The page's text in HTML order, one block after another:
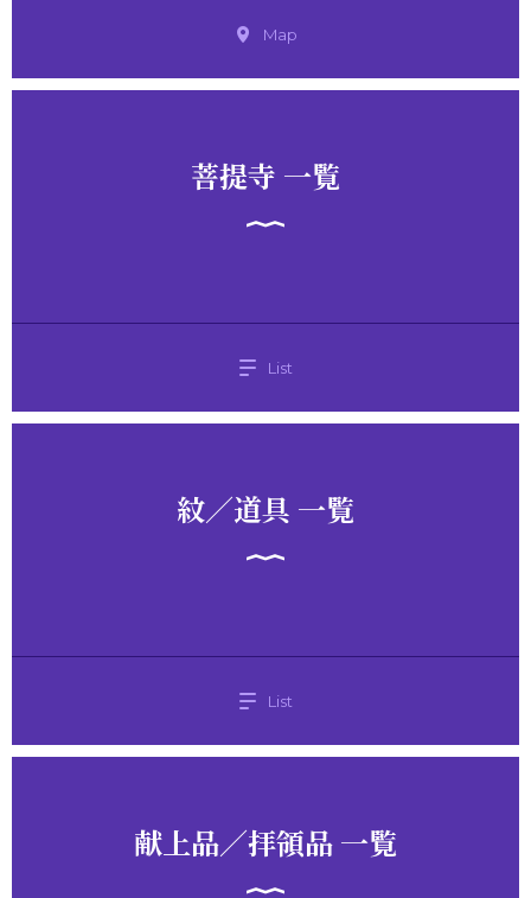
Map
菩提寺 一覧
List
紋／道具 一覧
List
献上品／拝領品 一覧